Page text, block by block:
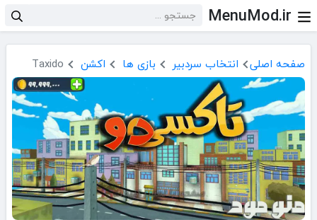
MenuMod.ir
صفحه اصلی انتخاب سردبیر بازی ها اکشن Taxido